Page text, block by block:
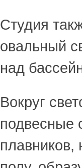
Студия
овальный
над
Вокруг
подвесные
плавников,